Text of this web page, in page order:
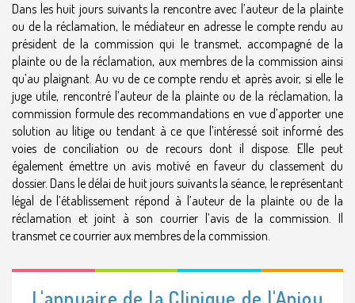
Dans les huit jours suivants la rencontre avec l’auteur de la plainte
ou de la réclamation, le médiateur en adresse le compte rendu au
président de la commission qui le transmet, accompagné de la
plainte ou de la réclamation, aux membres de la commission ainsi
qu’au plaignant. Au vu de ce compte rendu et après avoir, si elle le
juge utile, rencontré l’auteur de la plainte ou de la réclamation, la
commission formule des recommandations en vue d’apporter une
solution au litige ou tendant à ce que l’intéressé soit informé des
voies de conciliation ou de recours dont il dispose. Elle peut
également émettre un avis motivé en faveur du classement du
dossier. Dans le délai de huit jours suivants la séance, le représentant
légal de l’établissement répond à l’auteur de la plainte ou de la
réclamation et joint à son courrier l’avis de la commission. Il
transmet ce courrier aux membres de la commission.
L'annuaire de la Clinique de l'Anjou